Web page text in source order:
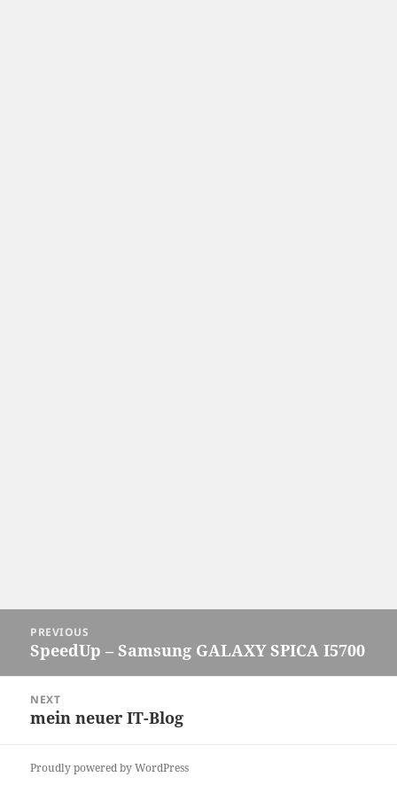
navigation
PREVIOUS
Previous
SpeedUp – Samsung GALAXY SPICA I5700
NEXT
Next
mein neuer IT-Blog
Proudly powered by WordPress